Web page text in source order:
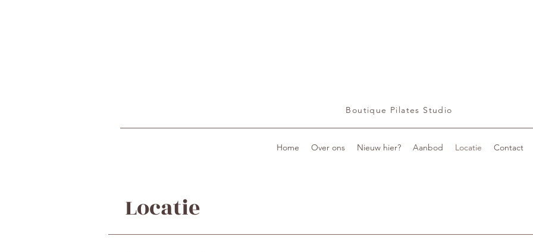
Boutique Pilates Studio
Home Over ons Nieuw hier? Aanbod Locatie Contact
Locatie